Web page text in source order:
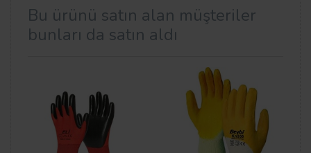
Bu ürünü satın alan müşteriler
bunları da satın aldı